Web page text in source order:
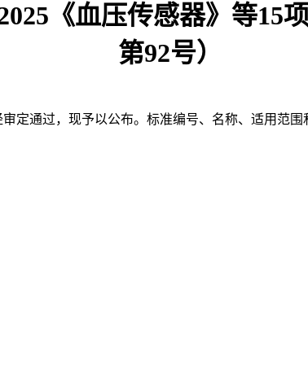
《血压传感器》等15
第92号）
定通过，现予以公布。标准编号、名称、适用范围